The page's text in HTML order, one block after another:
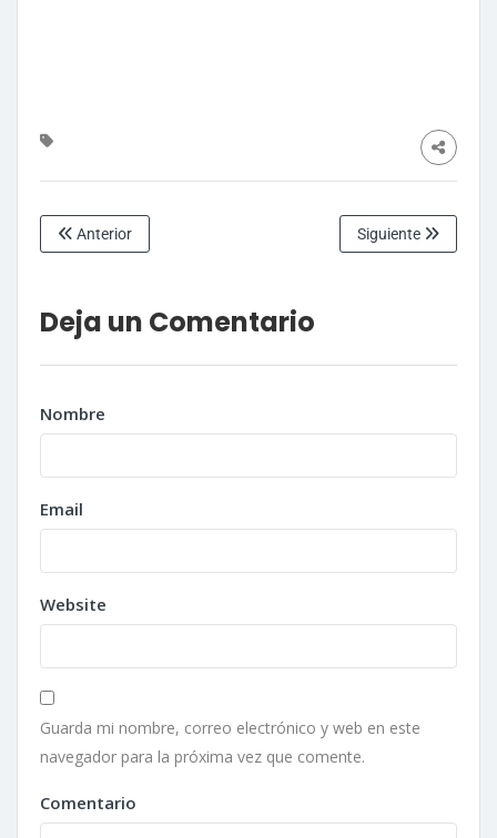
Anterior Siguiente
Deja un Comentario
Nombre
Email
Website
Guarda mi nombre, correo electrónico y web en este
navegador para la próxima vez que comente.
Comentario